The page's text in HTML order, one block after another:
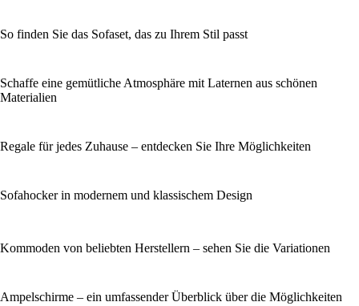
So finden Sie das Sofaset, das zu Ihrem Stil passt
Schaffe eine gemütliche Atmosphäre mit Laternen aus schönen
Materialien
Regale für jedes Zuhause – entdecken Sie Ihre Möglichkeiten
Sofahocker in modernem und klassischem Design
Kommoden von beliebten Herstellern – sehen Sie die Variationen
Ampelschirme – ein umfassender Überblick über die Möglichkeiten